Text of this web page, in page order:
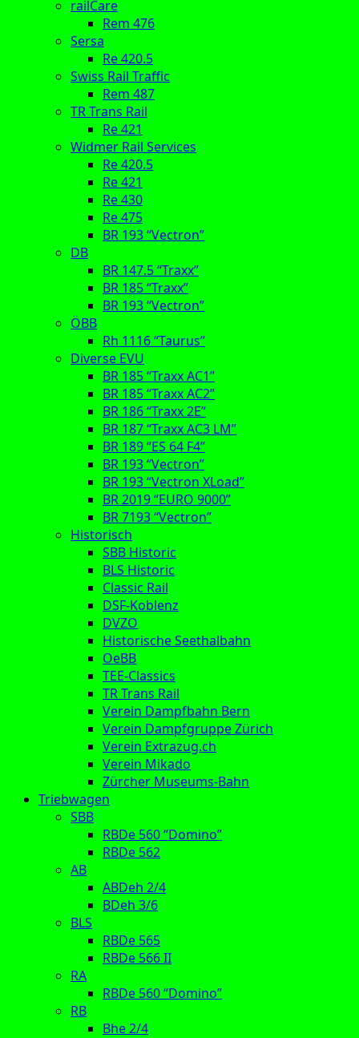
railCare
Rem 476
Sersa
Re 420.5
Swiss Rail Traffic
Rem 487
TR Trans Rail
Re 421
Widmer Rail Services
Re 420.5
Re 421
Re 430
Re 475
BR 193 “Vectron”
DB
BR 147.5 “Traxx”
BR 185 “Traxx”
BR 193 “Vectron”
ÖBB
Rh 1116 “Taurus”
Diverse EVU
BR 185 “Traxx AC1”
BR 185 “Traxx AC2”
BR 186 “Traxx 2E”
BR 187 “Traxx AC3 LM”
BR 189 “ES 64 F4”
BR 193 “Vectron”
BR 193 “Vectron XLoad”
BR 2019 “EURO 9000”
BR 7193 “Vectron”
Historisch
SBB Historic
BLS Historic
Classic Rail
DSF-Koblenz
DVZO
Historische Seethalbahn
OeBB
TEE-Classics
TR Trans Rail
Verein Dampfbahn Bern
Verein Dampfgruppe Zürich
Verein Extrazug.ch
Verein Mikado
Zürcher Museums-Bahn
Triebwagen
SBB
RBDe 560 “Domino”
RBDe 562
AB
ABDeh 2/4
BDeh 3/6
BLS
RBDe 565
RBDe 566 II
RA
RBDe 560 “Domino”
RB
Bhe 2/4